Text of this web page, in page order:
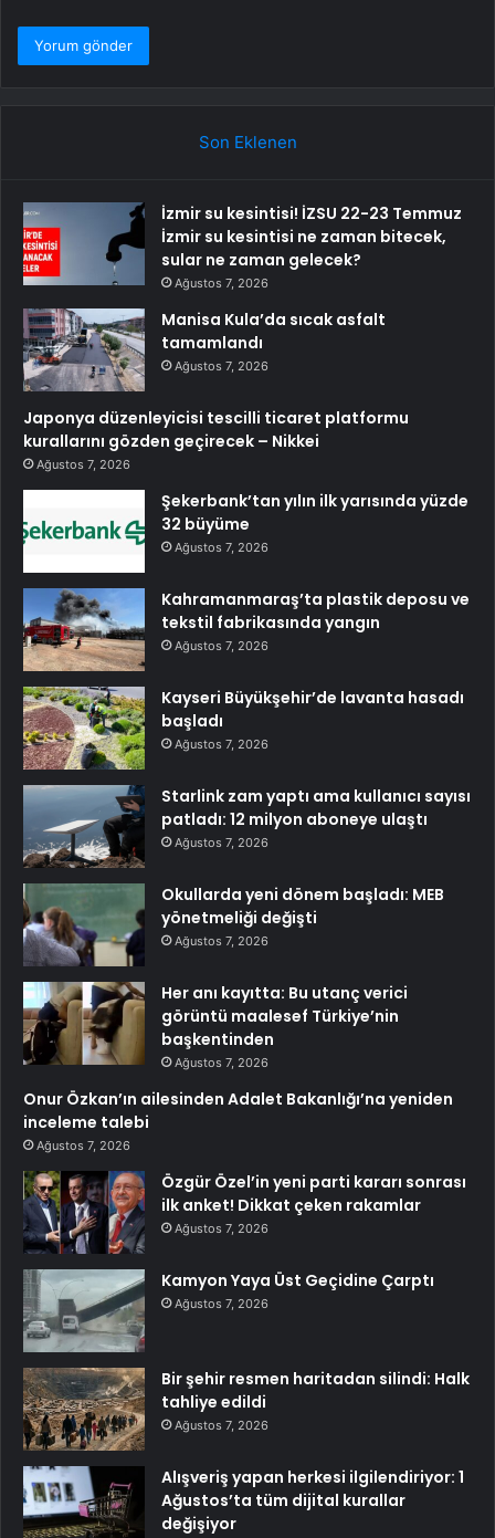
Son Eklenen
İzmir su kesintisi! İZSU 22-23 Temmuz
İzmir su kesintisi ne zaman bitecek,
sular ne zaman gelecek?
Ağustos 7, 2026
Manisa Kula’da sıcak asfalt
tamamlandı
Ağustos 7, 2026
Japonya düzenleyicisi tescilli ticaret platformu
kurallarını gözden geçirecek – Nikkei
Ağustos 7, 2026
Şekerbank’tan yılın ilk yarısında yüzde
32 büyüme
Ağustos 7, 2026
Kahramanmaraş’ta plastik deposu ve
tekstil fabrikasında yangın
Ağustos 7, 2026
Kayseri Büyükşehir’de lavanta hasadı
başladı
Ağustos 7, 2026
Starlink zam yaptı ama kullanıcı sayısı
patladı: 12 milyon aboneye ulaştı
Ağustos 7, 2026
Okullarda yeni dönem başladı: MEB
yönetmeliği değişti
Ağustos 7, 2026
Her anı kayıtta: Bu utanç verici
görüntü maalesef Türkiye’nin
başkentinden
Ağustos 7, 2026
Onur Özkan’ın ailesinden Adalet Bakanlığı’na yeniden
inceleme talebi
Ağustos 7, 2026
Özgür Özel’in yeni parti kararı sonrası
ilk anket! Dikkat çeken rakamlar
Ağustos 7, 2026
Kamyon Yaya Üst Geçidine Çarptı
Ağustos 7, 2026
Bir şehir resmen haritadan silindi: Halk
tahliye edildi
Ağustos 7, 2026
Alışveriş yapan herkesi ilgilendiriyor: 1
Ağustos’ta tüm dijital kurallar
değişiyor